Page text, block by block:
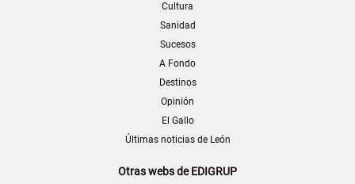
Cultura
Sanidad
Sucesos
A Fondo
Destinos
Opinión
El Gallo
Últimas noticias de León
Otras webs de EDIGRUP